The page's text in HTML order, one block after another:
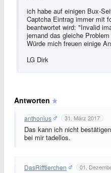
ich habe auf einigen Bux-
Captcha Eintrag immer mit
beantwortet wird: "Invalid
jemand das gleiche
Würde mich freuen einige
LG Dirk
Antworten
anthonius 31. März 2017
Das kann ich nicht
bei mir tadellos.
DasRifftierchen 01.